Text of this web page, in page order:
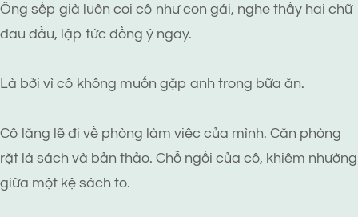
Ông sếp già luôn coi cô như con gái, nghe thấy hai chữ
đau đầu, lập tức đồng ý ngay.
Là bởi vì cô không muốn gặp anh trong bữa ăn.
Cô lặng lẽ đi về phòng làm việc của mình. Căn phòng
rặt là sách và bản thảo. Chỗ ngồi của cô, khiêm nhường
giữa một kệ sách to.